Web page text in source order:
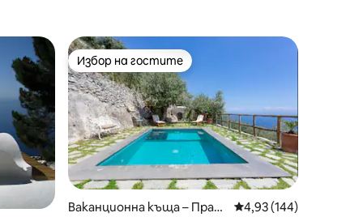
Избор на гостите
Избор на гостите
Ваканционна къща – Праян
Средна оценка: 4,93
4,93 (144)